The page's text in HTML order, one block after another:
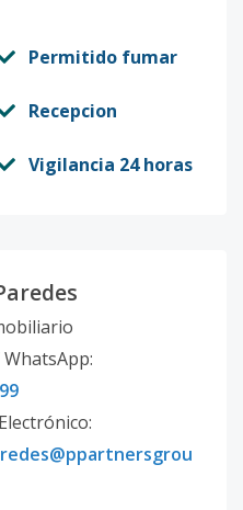
Permitido fumar
Recepcion
Vigilancia 24 horas